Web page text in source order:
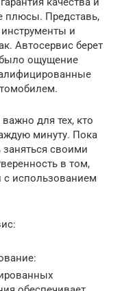
плюсы. Представь,
инструменты и
Автосервис берет
было ощущение
для тех, кто
минуту. Пока
своими
в том,
с использованием